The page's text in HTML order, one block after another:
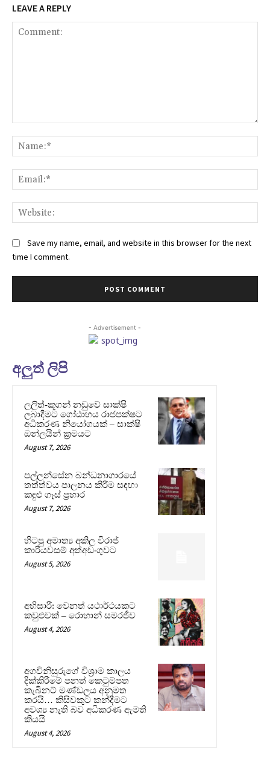
LEAVE A REPLY
Save my name, email, and website in this browser for the next
time I comment.
- Advertisement -
අලුත් ලිපි
ලලිත්-කූගන් නඩුවේ සාක්ෂි
ලබාදීමට ගෝඨාභය රාජපක්ෂට
අධිකරණ නියෝගයක් – සාක්ෂි
ඔන්ලයින් ක්‍රමයට
August 7, 2026
පල්ලන්සේන බන්ධනාගාරයේ
තත්ත්වය පාලනය කිරීම සඳහා
කඳුළු ගෑස් ප්‍රහාර
August 7, 2026
හිටපු අමාත්‍ය අකිල විරාජ්
කාරියවසම් අත්අඩංගුවට
August 5, 2026
අභිසාරී: වෙනත් යථාර්ථයකට
කවුළුවක් – රොහාන් සමරජීව
August 4, 2026
අගවිනිසුරුගේ විශ්‍රාම කාලය
දික්කිරීමේ පනත් කෙටුම්පත
කැබිනට් මණ්ඩලය අනුමත
කරයි… කිසිවකුට කන්දීමට
අවශ්‍ය නැති බව අධිකරණ ඇමති
කියයි
August 4, 2026